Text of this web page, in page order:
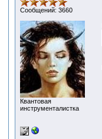
Сообщений: 3660
Квантовая
инструменталистка